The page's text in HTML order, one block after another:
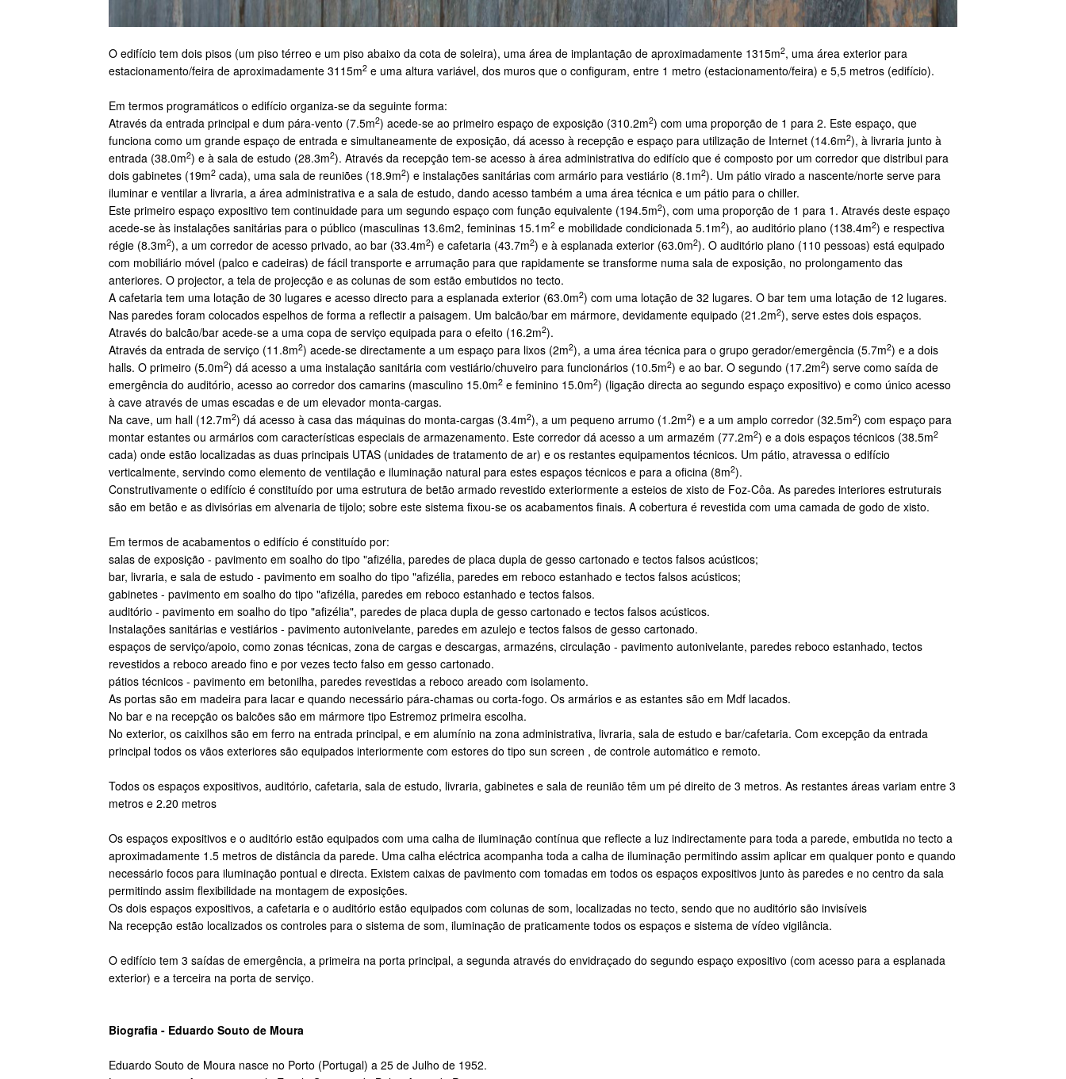
O edifício tem dois pisos (um piso térreo e um piso abaixo da cota de soleira), uma área de implantação de aproximadamente 1315m2, uma área exterior para
estacionamento/feira de aproximadamente 3115m2 e uma altura variável, dos muros que o configuram, entre 1 metro (estacionamento/feira) e 5,5 metros (edifício).
Em termos programáticos o edifício organiza-se da seguinte forma:
Através da entrada principal e dum pára-vento (7.5m2) acede-se ao primeiro espaço de exposição (310.2m2) com uma proporção de 1 para 2. Este espaço, que
funciona como um grande espaço de entrada e simultaneamente de exposição, dá acesso à recepção e espaço para utilização de Internet (14.6m2), à livraria junto à
entrada (38.0m2) e à sala de estudo (28.3m2). Através da recepção tem-se acesso à área administrativa do edifício que é composto por um corredor que distribui para
dois gabinetes (19m2 cada), uma sala de reuniões (18.9m2) e instalações sanitárias com armário para vestiário (8.1m2). Um pátio virado a nascente/norte serve para
iluminar e ventilar a livraria, a área administrativa e a sala de estudo, dando acesso também a uma área técnica e um pátio para o chiller.
Este primeiro espaço expositivo tem continuidade para um segundo espaço com função equivalente (194.5m2), com uma proporção de 1 para 1. Através deste espaço
acede-se às instalações sanitárias para o público (masculinas 13.6m2, femininas 15.1m2 e mobilidade condicionada 5.1m2), ao auditório plano (138.4m2) e respectiva
régie (8.3m2), a um corredor de acesso privado, ao bar (33.4m2) e cafetaria (43.7m2) e à esplanada exterior (63.0m2). O auditório plano (110 pessoas) está equipado
com mobiliário móvel (palco e cadeiras) de fácil transporte e arrumação para que rapidamente se transforme numa sala de exposição, no prolongamento das
anteriores. O projector, a tela de projecção e as colunas de som estão embutidos no tecto.
A cafetaria tem uma lotação de 30 lugares e acesso directo para a esplanada exterior (63.0m2) com uma lotação de 32 lugares. O bar tem uma lotação de 12 lugares.
Nas paredes foram colocados espelhos de forma a reflectir a paisagem. Um balcão/bar em mármore, devidamente equipado (21.2m2), serve estes dois espaços.
Através do balcão/bar acede-se a uma copa de serviço equipada para o efeito (16.2m2).
Através da entrada de serviço (11.8m2) acede-se directamente a um espaço para lixos (2m2), a uma área técnica para o grupo gerador/emergência (5.7m2) e a dois
halls. O primeiro (5.0m2) dá acesso a uma instalação sanitária com vestiário/chuveiro para funcionários (10.5m2) e ao bar. O segundo (17.2m2) serve como saída de
emergência do auditório, acesso ao corredor dos camarins (masculino 15.0m2 e feminino 15.0m2) (ligação directa ao segundo espaço expositivo) e como único acesso
à cave através de umas escadas e de um elevador monta-cargas.
Na cave, um hall (12.7m2) dá acesso à casa das máquinas do monta-cargas (3.4m2), a um pequeno arrumo (1.2m2) e a um amplo corredor (32.5m2) com espaço para
montar estantes ou armários com características especiais de armazenamento. Este corredor dá acesso a um armazém (77.2m2) e a dois espaços técnicos (38.5m2
cada) onde estão localizadas as duas principais UTAS (unidades de tratamento de ar) e os restantes equipamentos técnicos. Um pátio, atravessa o edifício
verticalmente, servindo como elemento de ventilação e iluminação natural para estes espaços técnicos e para a oficina (8m2).
Construtivamente o edifício é constituído por uma estrutura de betão armado revestido exteriormente a esteios de xisto de Foz-Côa. As paredes interiores estruturais
são em betão e as divisórias em alvenaria de tijolo; sobre este sistema fixou-se os acabamentos finais. A cobertura é revestida com uma camada de godo de xisto.
Em termos de acabamentos o edifício é constituído por:
salas de exposição - pavimento em soalho do tipo "afizélia, paredes de placa dupla de gesso cartonado e tectos falsos acústicos;
bar, livraria, e sala de estudo - pavimento em soalho do tipo "afizélia, paredes em reboco estanhado e tectos falsos acústicos;
gabinetes - pavimento em soalho do tipo "afizélia, paredes em reboco estanhado e tectos falsos.
auditório - pavimento em soalho do tipo "afizélia", paredes de placa dupla de gesso cartonado e tectos falsos acústicos.
Instalações sanitárias e vestiários - pavimento autonivelante, paredes em azulejo e tectos falsos de gesso cartonado.
espaços de serviço/apoio, como zonas técnicas, zona de cargas e descargas, armazéns, circulação - pavimento autonivelante, paredes reboco estanhado, tectos
revestidos a reboco areado fino e por vezes tecto falso em gesso cartonado.
pátios técnicos - pavimento em betonilha, paredes revestidas a reboco areado com isolamento.
As portas são em madeira para lacar e quando necessário pára-chamas ou corta-fogo. Os armários e as estantes são em Mdf lacados.
No bar e na recepção os balcões são em mármore tipo Estremoz primeira escolha.
No exterior, os caixilhos são em ferro na entrada principal, e em alumínio na zona administrativa, livraria, sala de estudo e bar/cafetaria. Com excepção da entrada
principal todos os vãos exteriores são equipados interiormente com estores do tipo sun screen , de controle automático e remoto.
Todos os espaços expositivos, auditório, cafetaria, sala de estudo, livraria, gabinetes e sala de reunião têm um pé direito de 3 metros. As restantes áreas variam entre 3
metros e 2.20 metros
Os espaços expositivos e o auditório estão equipados com uma calha de iluminação contínua que reflecte a luz indirectamente para toda a parede, embutida no tecto a
aproximadamente 1.5 metros de distância da parede. Uma calha eléctrica acompanha toda a calha de iluminação permitindo assim aplicar em qualquer ponto e quando
necessário focos para iluminação pontual e directa. Existem caixas de pavimento com tomadas em todos os espaços expositivos junto às paredes e no centro da sala
permitindo assim flexibilidade na montagem de exposições.
Os dois espaços expositivos, a cafetaria e o auditório estão equipados com colunas de som, localizadas no tecto, sendo que no auditório são invisíveis
Na recepção estão localizados os controles para o sistema de som, iluminação de praticamente todos os espaços e sistema de vídeo vigilância.
O edifício tem 3 saídas de emergência, a primeira na porta principal, a segunda através do envidraçado do segundo espaço expositivo (com acesso para a esplanada
exterior) e a terceira na porta de serviço.
Biografia - Eduardo Souto de Moura
Eduardo Souto de Moura nasce no Porto (Portugal) a 25 de Julho de 1952.